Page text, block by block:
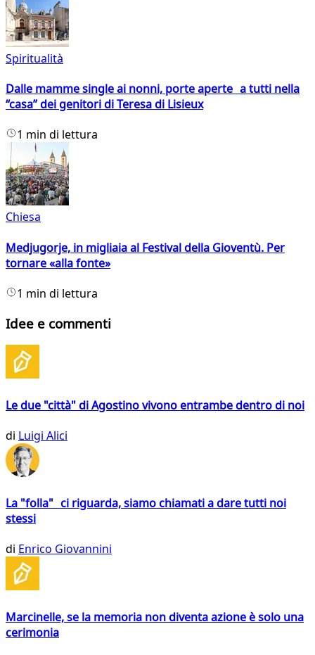
Spiritualità
Dalle mamme single ai nonni, porte aperte a tutti nella
“casa” dei genitori di Teresa di Lisieux
1 min di lettura
Chiesa
Medjugorje, in migliaia al Festival della Gioventù. Per
tornare «alla fonte»
1 min di lettura
Idee e commenti
Le due "città" di Agostino vivono entrambe dentro di noi
di Luigi Alici
La "folla" ci riguarda, siamo chiamati a dare tutti noi
stessi
di Enrico Giovannini
Marcinelle, se la memoria non diventa azione è solo una
cerimonia